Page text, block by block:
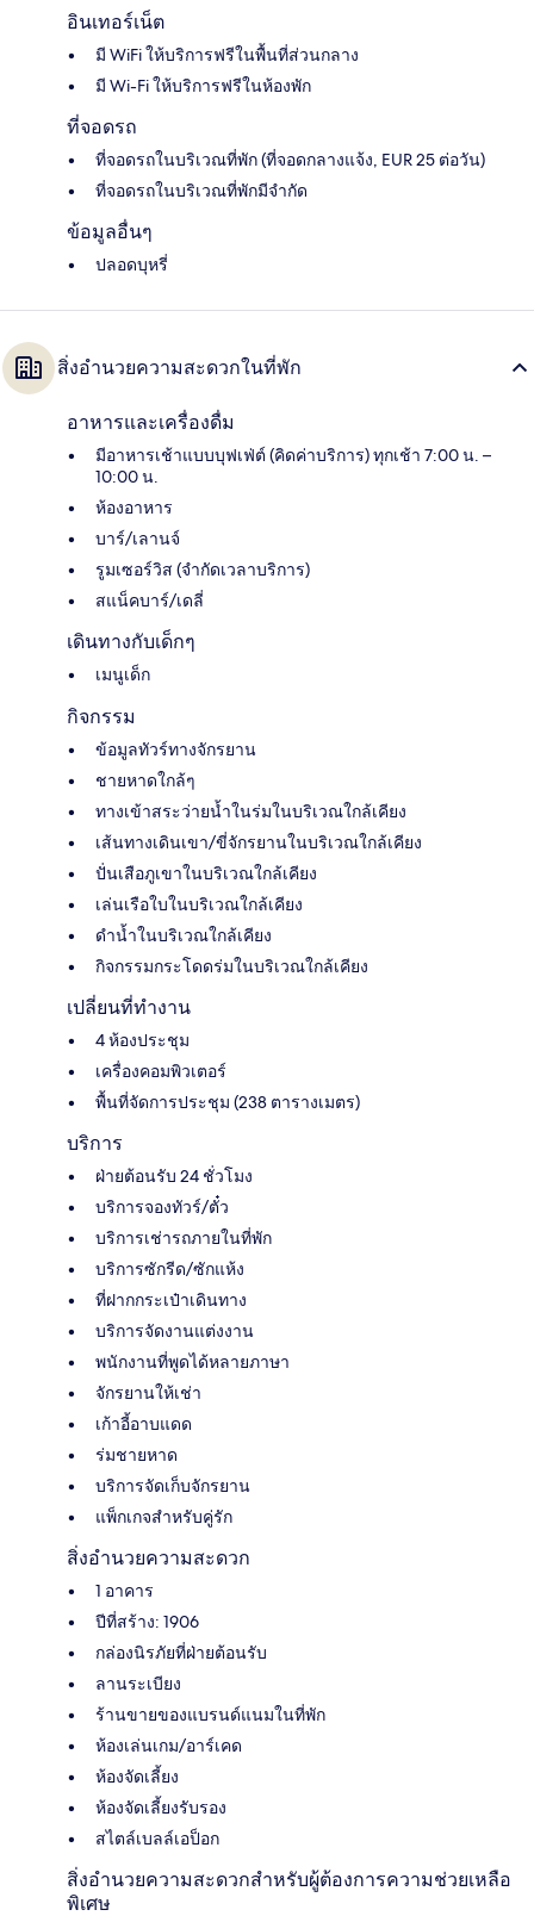
อินเทอร์เน็ต
มี WiFi ให้บริการฟรีในพื้นที่ส่วนกลาง
มี Wi-Fi ให้บริการฟรีในห้องพัก
ที่จอดรถ
ที่จอดรถในบริเวณที่พัก (ที่จอดกลางแจ้ง, EUR 25 ต่อวัน)
ที่จอดรถในบริเวณที่พักมีจำกัด
ข้อมูลอื่นๆ
ปลอดบุหรี่
สิ่งอำนวยความสะดวกในที่พัก
อาหารและเครื่องดื่ม
มีอาหารเช้าแบบบุฟเฟ่ต์ (คิดค่าบริการ) ทุกเช้า 7:00 น. –
10:00 น.
ห้องอาหาร
บาร์/เลานจ์
รูมเซอร์วิส (จำกัดเวลาบริการ)
สแน็คบาร์/เดลี่
เดินทางกับเด็กๆ
เมนูเด็ก
กิจกรรม
ข้อมูลทัวร์ทางจักรยาน
ชายหาดใกล้ๆ
ทางเข้าสระว่ายน้ำในร่มในบริเวณใกล้เคียง
เส้นทางเดินเขา/ขี่จักรยานในบริเวณใกล้เคียง
ปั่นเสือภูเขาในบริเวณใกล้เคียง
เล่นเรือใบในบริเวณใกล้เคียง
ดำน้ำในบริเวณใกล้เคียง
กิจกรรมกระโดดร่มในบริเวณใกล้เคียง
เปลี่ยนที่ทำงาน
4 ห้องประชุม
เครื่องคอมพิวเตอร์
พื้นที่จัดการประชุม (238 ตารางเมตร)
บริการ
ฝ่ายต้อนรับ 24 ชั่วโมง
บริการจองทัวร์/ตั๋ว
บริการเช่ารถภายในที่พัก
บริการซักรีด/ซักแห้ง
ที่ฝากกระเป๋าเดินทาง
บริการจัดงานแต่งงาน
พนักงานที่พูดได้หลายภาษา
จักรยานให้เช่า
เก้าอี้อาบแดด
ร่มชายหาด
บริการจัดเก็บจักรยาน
แพ็กเกจสำหรับคู่รัก
สิ่งอำนวยความสะดวก
1 อาคาร
ปีที่สร้าง: 1906
กล่องนิรภัยที่ฝ่ายต้อนรับ
ลานระเบียง
ร้านขายของแบรนด์แนมในที่พัก
ห้องเล่นเกม/อาร์เคด
ห้องจัดเลี้ยง
ห้องจัดเลี้ยงรับรอง
สไตล์เบลล์เอป็อก
สิ่งอำนวยความสะดวกสำหรับผู้ต้องการความช่วยเหลือ
พิเศษ